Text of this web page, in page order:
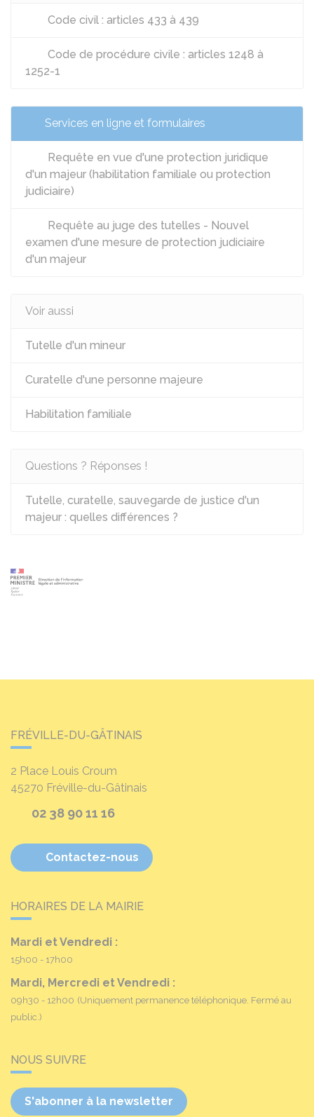
Code civil : articles 433 à 439
Code de procédure civile : articles 1248 à
1252-1
Services en ligne et formulaires
Requête en vue d'une protection juridique
d'un majeur (habilitation familiale ou protection
judiciaire)
Requête au juge des tutelles - Nouvel
examen d'une mesure de protection judiciaire
d'un majeur
Voir aussi
Tutelle d'un mineur
Curatelle d'une personne majeure
Habilitation familiale
Questions ? Réponses !
Tutelle, curatelle, sauvegarde de justice d'un
majeur : quelles différences ?
FRÉVILLE-DU-GÂTINAIS
2 Place Louis Croum
45270 Fréville-du-Gâtinais
02 38 90 11 16
Contactez-nous
HORAIRES DE LA MAIRIE
Mardi et Vendredi :
15h00 - 17h00
Mardi, Mercredi et Vendredi :
09h30 - 12h00 (Uniquement permanence téléphonique. Fermé au
public.)
NOUS SUIVRE
S'abonner à la newsletter